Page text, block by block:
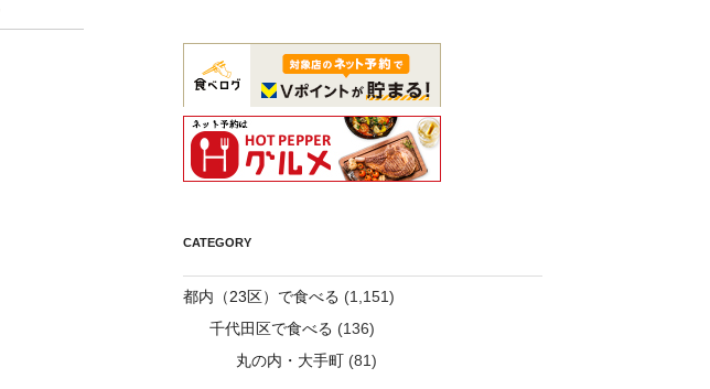
CATEGORY
都内（23区）で食べる (1,151)
千代田区で食べる (136)
丸の内・大手町 (81)